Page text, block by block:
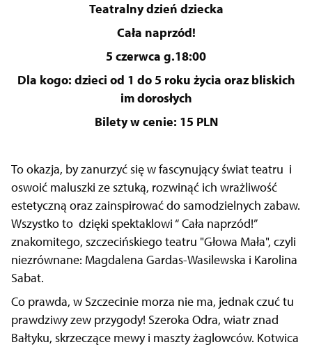
Teatralny dzień dziecka
Cała naprzód!
5 czerwca g.18:00
Dla kogo: dzieci od 1 do 5 roku życia oraz bliskich
im dorosłych
Bilety w cenie: 15 PLN
To okazja, by zanurzyć się w fascynujący świat teatru i
oswoić maluszki ze sztuką, rozwinąć ich wrażliwość
estetyczną oraz zainspirować do samodzielnych zabaw.
Wszystko to dzięki spektaklowi “ Cała naprzód!”
znakomitego, szczecińskiego teatru "Głowa Mała", czyli
niezrównane: Magdalena Gardas-Wasilewska i Karolina
Sabat.
Co prawda, w Szczecinie morza nie ma, jednak czuć tu
prawdziwy zew przygody! Szeroka Odra, wiatr znad
Bałtyku, skrzeczące mewy i maszty żaglowców. Kotwica